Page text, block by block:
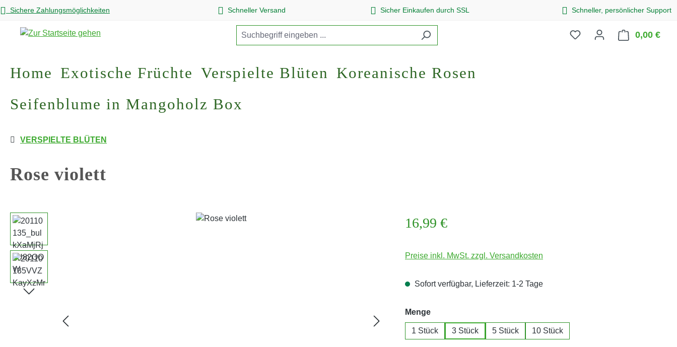
Hauptinhalt springen
Zur Suche springen
Zur Hauptnavigation springen
Sichere Zahlungsmöglichkeiten Schneller Versand Sicher Einkaufen durch SSL Schneller, persönlicher Support
0,00 €
Home Exotische Früchte Verspielte Blüten Koreanische Rosen
Seifenblume in Mangoholz Box
VERSPIELTE BLÜTEN
Rose violett
Bildergalerie überspringen Regulärer Preis:
16,99 €
Preise inkl. MwSt. zzgl. Versandkosten
Sofort verfügbar, Lieferzeit: 1-2 Tage
Mengeauswählen
1 Stück 3 Stück 5 Stück 10 Stück